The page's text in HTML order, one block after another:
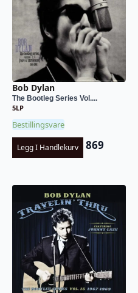
Bob Dylan
The Bootleg Series Vol....
5LP
Bestillingsvare
Legg I Handlekurv 869